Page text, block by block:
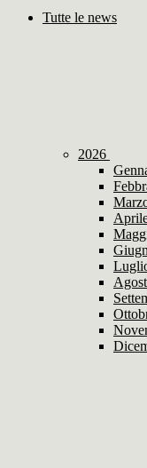
Tutte le news
2026